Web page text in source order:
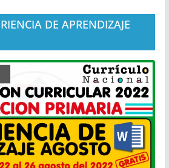
DE APRENDIZAJE